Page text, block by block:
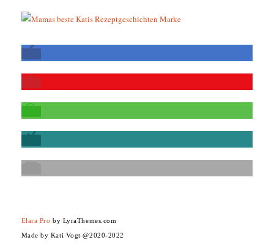
Elara Pro by LyraThemes.com
Made by Kati Vogt @2020-2022